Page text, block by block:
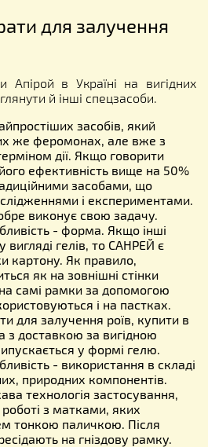
для залучення
в Україні на вигідних
й інші спецзасоби.
засобів, який
же феромонах, але вже з
дії. Якщо говорити
ефективність вище на 50%
засобами, що
і експериментами.
виконує свою задачу.
- форма. Якщо інші
вигляді гелів, то САНРЕЙ є
картону. Як правило,
як на зовнішні стінки
самі рамки за допомогою
і на пастках.
для залучення роїв, купити в
з доставкою за вигідною
у формі гелю.
- використання в складі
природних компонентів.
технологія застосування,
з матками, яких
тонкою паличкою. Після
на гніздову рамку.